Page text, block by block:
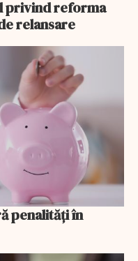
privind reforma
relansare
penalități în